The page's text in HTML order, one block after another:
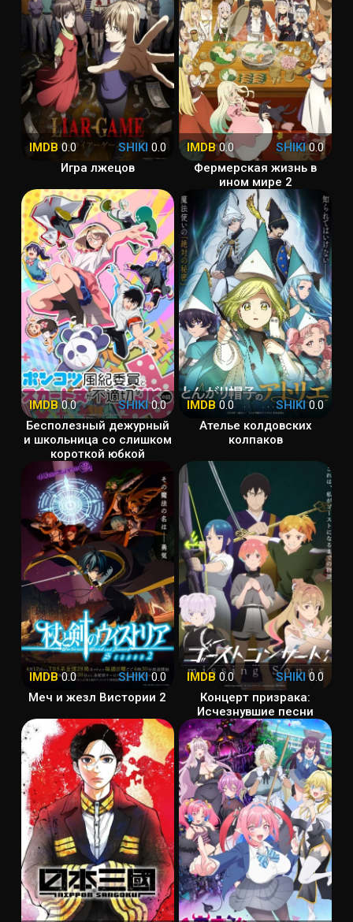
IMDB0.0 SHIKI 0.0
Игра лжецов
IMDB0.0 SHIKI0.0
Фермерская жизнь в
ином мире 2
IMDB0.0 SHIKI0.0
Бесполезный дежурный
и школьница со слишком
короткой юбкой
IMDB0.0 SHIKI0.0
Ателье колдовских
колпаков
IMDB0.0 SHIKI0.0
Меч и жезл Вистории 2
IMDB 0.0 SHIKI0.0
Концерт призрака:
Исчезнувшие песни